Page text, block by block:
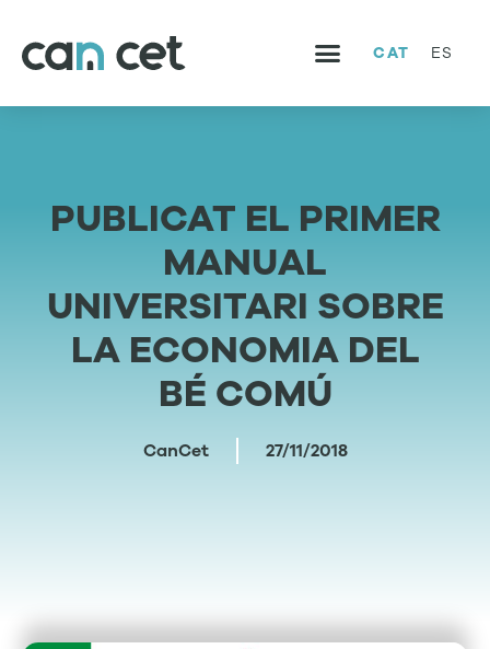
CAT ES
PUBLICAT EL PRIMER
MANUAL
UNIVERSITARI SOBRE
LA ECONOMIA DEL
BÉ COMÚ
CanCet 27/11/2018